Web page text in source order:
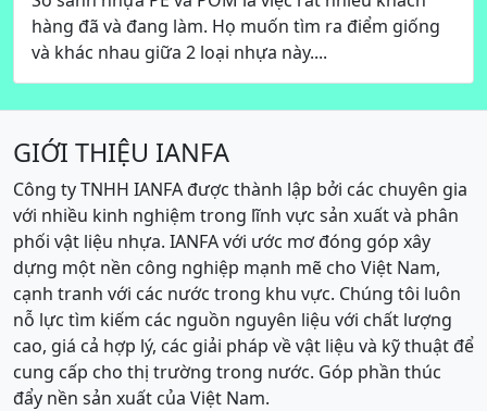
hàng đã và đang làm. Họ muốn tìm ra điểm giống
và khác nhau giữa 2 loại nhựa này....
GIỚI THIỆU IANFA
Công ty TNHH IANFA được thành lập bởi các chuyên gia
với nhiều kinh nghiệm trong lĩnh vực sản xuất và phân
phối vật liệu nhựa. IANFA với ước mơ đóng góp xây
dựng một nền công nghiệp mạnh mẽ cho Việt Nam,
cạnh tranh với các nước trong khu vực. Chúng tôi luôn
nỗ lực tìm kiếm các nguồn nguyên liệu với chất lượng
cao, giá cả hợp lý, các giải pháp về vật liệu và kỹ thuật để
cung cấp cho thị trường trong nước. Góp phần thúc
đẩy nền sản xuất của Việt Nam.